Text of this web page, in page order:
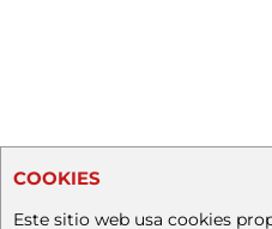
COOKIES
Este sitio web usa cookies